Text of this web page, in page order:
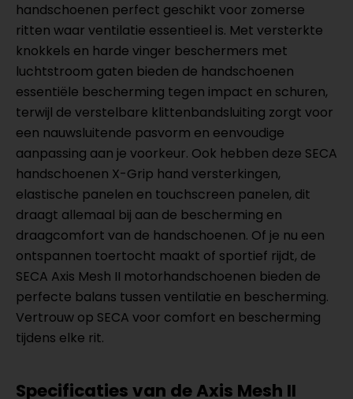
handschoenen perfect geschikt voor zomerse
ritten waar ventilatie essentieel is. Met versterkte
knokkels en harde vinger beschermers met
luchtstroom gaten bieden de handschoenen
essentiële bescherming tegen impact en schuren,
terwijl de verstelbare klittenbandsluiting zorgt voor
een nauwsluitende pasvorm en eenvoudige
aanpassing aan je voorkeur. Ook hebben deze SECA
handschoenen X-Grip hand versterkingen,
elastische panelen en touchscreen panelen, dit
draagt allemaal bij aan de bescherming en
draagcomfort van de handschoenen. Of je nu een
ontspannen toertocht maakt of sportief rijdt, de
SECA Axis Mesh II motorhandschoenen bieden de
perfecte balans tussen ventilatie en bescherming.
Vertrouw op SECA voor comfort en bescherming
tijdens elke rit.
Specificaties van de Axis Mesh II